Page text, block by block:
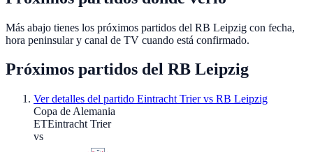
Más abajo tienes los próximos partidos del RB Leipzig con fecha,
hora peninsular y canal de TV cuando está confirmado.
Próximos partidos del RB Leipzig
Ver detalles del partido Eintracht Trier vs RB Leipzig
Copa de Alemania
ETEintracht Trier
vs